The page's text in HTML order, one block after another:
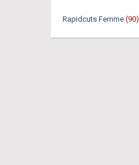
Rapidcuts Femme (90)